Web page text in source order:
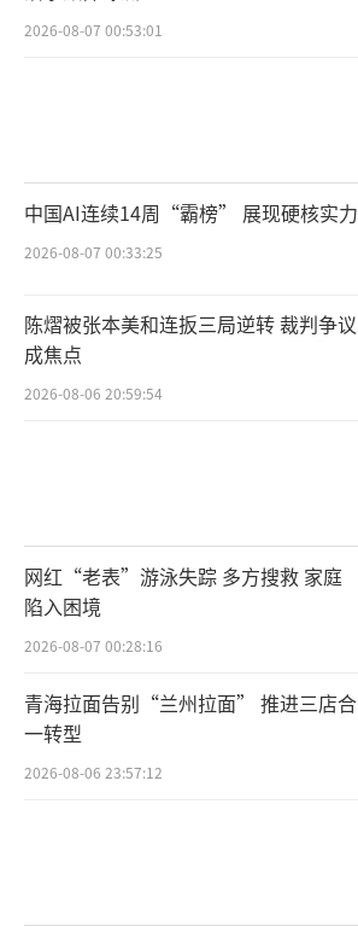
2026-08-07 00:53:01
中国AI连续14周“霸榜” 展现硬核实力
2026-08-07 00:33:25
陈熠被张本美和连扳三局逆转 裁判争议
成焦点
2026-08-06 20:59:54
网红“老表”游泳失踪 多方搜救 家庭
陷入困境
2026-08-07 00:28:16
青海拉面告别“兰州拉面” 推进三店合
一转型
2026-08-06 23:57:12